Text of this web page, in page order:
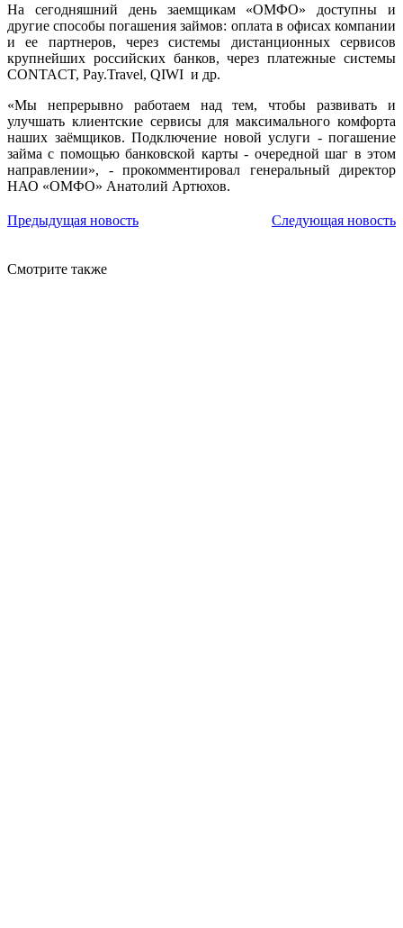
На сегодняшний день заемщикам «ОМФО» доступны и
другие способы погашения займов: оплата в офисах компании
и ее партнеров, через системы дистанционных сервисов
крупнейших российских банков, через платежные системы
CONTACT, Pay.Travel, QIWI и др.
«Мы непрерывно работаем над тем, чтобы развивать и
улучшать клиентские сервисы для максимального комфорта
наших заёмщиков. Подключение новой услуги - погашение
займа с помощью банковской карты - очередной шаг в этом
направлении», - прокомментировал генеральный директор
НАО «ОМФО» Анатолий Артюхов.
Предыдущая новость Следующая новость
Смотрите также